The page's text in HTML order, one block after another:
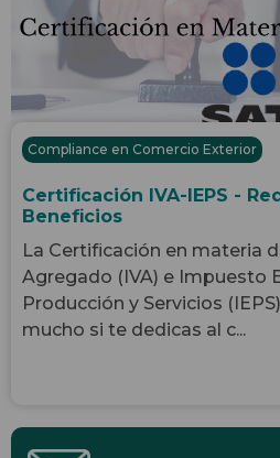
Compliance en Comercio Exterior
Certificación IVA-IEPS -
Beneficios
La Certificación en materia
Agregado (IVA) e Impuesto
Producción y Servicios
mucho si te dedicas al c...